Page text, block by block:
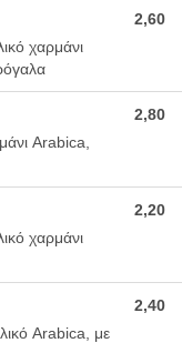
χαρμάνι
2,60
Arabica,
2,80
χαρμάνι
2,20
Arabica, με
2,40